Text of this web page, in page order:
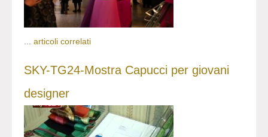
... articoli correlati
SKY-TG24-Mostra Capucci per giovani
designer